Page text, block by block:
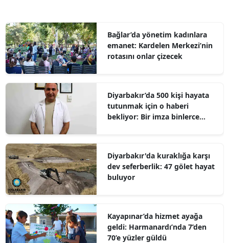
Bağlar’da yönetim kadınlara
emanet: Kardelen Merkezi’nin
rotasını onlar çizecek
Diyarbakır’da 500 kişi hayata
tutunmak için o haberi
bekliyor: Bir imza binlerce
Diyarbakır'da kuraklığa karşı
dev seferberlik: 47 gölet hayat
buluyor
Kayapınar’da hizmet ayağa
geldi: Harmanardı’nda 7’den
70’e yüzler güldü